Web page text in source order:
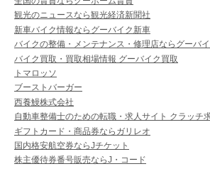
観光のニュースなら観光経済新聞社
新車バイク情報ならグーバイク新車
バイクの整備・メンテナンス・修理店ならグーバ
バイク買取・買取相場情報 グーバイク買取
トマロッソ
ブーストバーガー
西養鰻株式会社
自動車整備士のための転職・求人サイト クラッチ
ギフトカード・商品券ならガリレオ
国内格安航空券ならJチケット
株主優待券番号販売ならJ・コード